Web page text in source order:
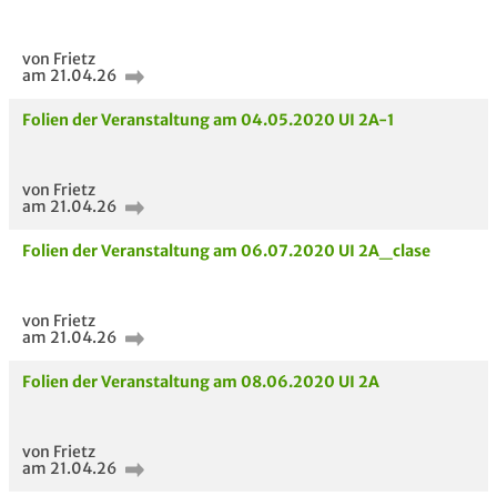
von Frietz
am 21.04.26
Folien der Veranstaltung am 04.05.2020 UI 2A-1
von Frietz
am 21.04.26
Folien der Veranstaltung am 06.07.2020 UI 2A_clase
von Frietz
am 21.04.26
Folien der Veranstaltung am 08.06.2020 UI 2A
von Frietz
am 21.04.26